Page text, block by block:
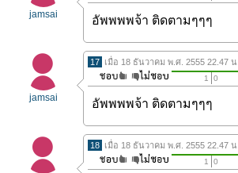
jamsai อัพพพพจ้า ติดตามๆๆๆ
jamsai
17 เมื่อ 18 ธันวาคม พ.ศ. 2555 22.47 น.
1 0
อัพพพพจ้า ติดตามๆๆๆ
18 เมื่อ 18 ธันวาคม พ.ศ. 2555 22.47 น.
1 0